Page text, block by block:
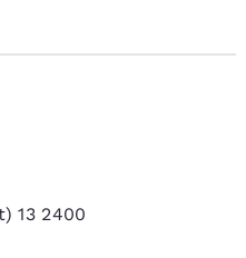
13 2400